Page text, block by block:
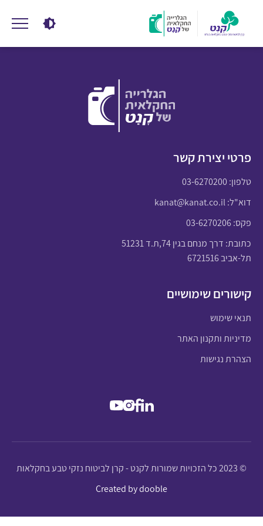
פרטי יצירת קשר
טלפון:03-6270200
דוא"ל:kanat@kanat.co.il
פקס: 03-6270206
כתובת: דרך מנחם בגין 74,ת.ד 51231
תל-אביב 6721516
קישורים שימושיים
תנאי שימוש
מדיניות ותקנון האתר
הצהרת נגישות
© 2023 כל הזכויות שמורות לקנט - קרן לביטוח נזקי טבע בחקלאות
Created by dooble